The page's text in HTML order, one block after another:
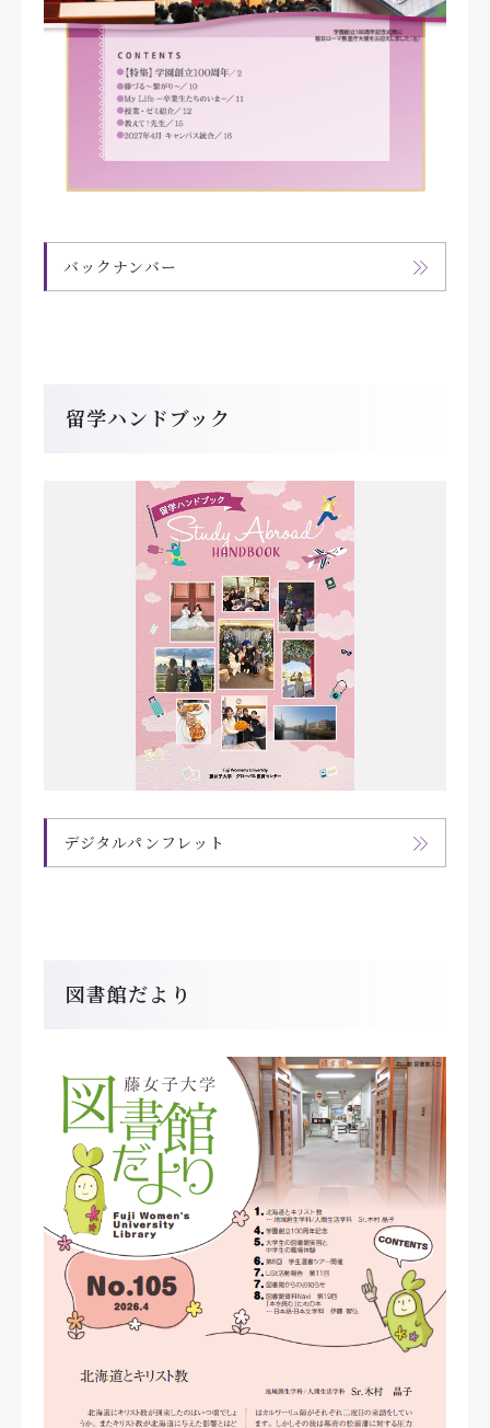
バックナンバー
留学ハンドブック
デジタルパンフレット
図書館だより